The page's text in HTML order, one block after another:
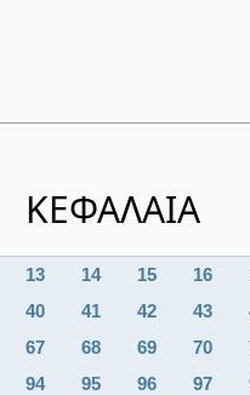
ΚΕΦΑΛΑΙΑ
13 14 15 16
40 41 42 43
67 68 69 70
94 95 96 97